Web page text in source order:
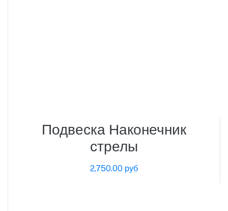
Подвеска Наконечник
стрелы
2,750.00 руб